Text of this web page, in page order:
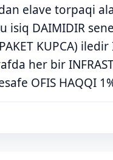
elave torpaqi
isiq DAIMIDIR
KUPCA)
her bir
OFIS HAQQI